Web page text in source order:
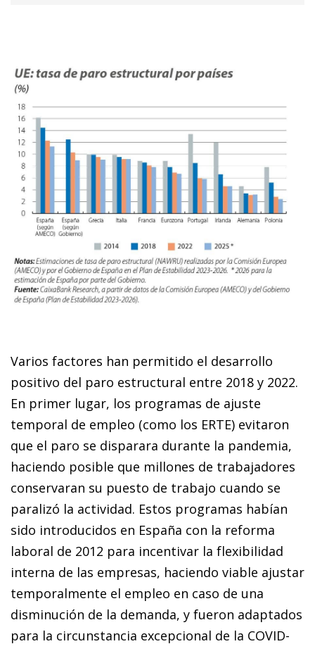
Varios factores han permitido el desarrollo
positivo del paro estructural entre 2018 y 2022.
En primer lugar, los programas de ajuste
temporal de empleo (como los ERTE) evitaron
que el paro se disparara durante la pandemia,
haciendo posible que millones de trabajadores
conservaran su puesto de trabajo cuando se
paralizó la actividad. Estos programas habían
sido introducidos en España con la reforma
laboral de 2012 para incentivar la flexibilidad
interna de las empresas, haciendo viable ajustar
temporalmente el empleo en caso de una
disminución de la demanda, y fueron adaptados
para la circunstancia excepcional de la COVID-